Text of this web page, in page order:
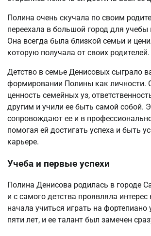
Полина очень скучала по своим
переехала в большой город для учебы
Она всегда была близкой семьи и
которую получала от своих родителей.
Детство в семье Денисовых сыграло
формировании Полины как личности.
ценность семейных уз,
другим и учили ее быть самой собой.
сопровождают ее и в
помогая ей достигать успеха и быть
карьере.
Учеба и первые успехи
Полина Денисова родилась в городе
и с самого детства проявляла
начала учиться играть на фортепиано
пяти лет, и ее талант был замечен